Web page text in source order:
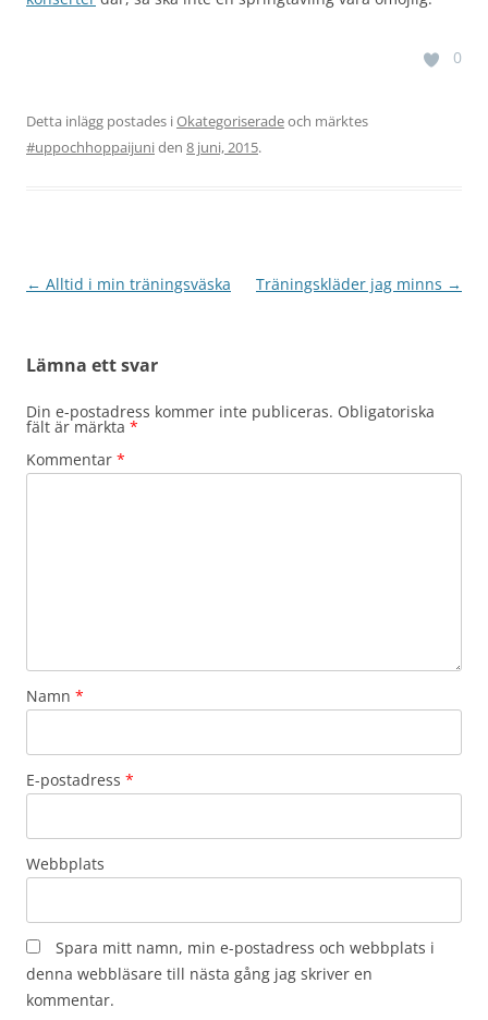
0
Detta inlägg postades iOkategoriseradeoch märktes
#uppochhoppaijuniden 8 juni, 2015.
Inläggsnavigering
← Alltid i min träningsväska Träningskläder jag minns →
Lämna ett svar
Din e-postadress kommer inte publiceras. Obligatoriska
fält är märkta *
Kommentar *
Namn *
E-postadress *
Webbplats
Spara mitt namn, min e-postadress och webbplats i
denna webbläsare till nästa gång jag skriver en
kommentar.